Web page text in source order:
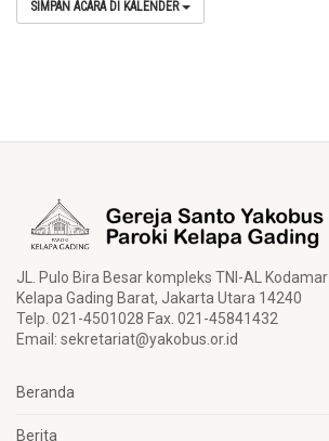
SIMPAN ACARA DI KALENDER
JL. Pulo Bira Besar kompleks TNI-AL Kodamar
Kelapa Gading Barat, Jakarta Utara 14240
Telp. 021-4501028 Fax. 021-45841432
Email: sekretariat@yakobus.or.id
Beranda
Berita